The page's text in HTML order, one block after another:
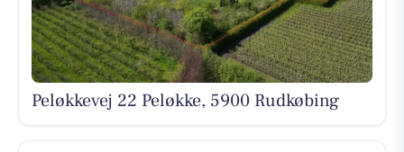
Peløkkevej 22 Peløkke, 5900 Rudkøbing